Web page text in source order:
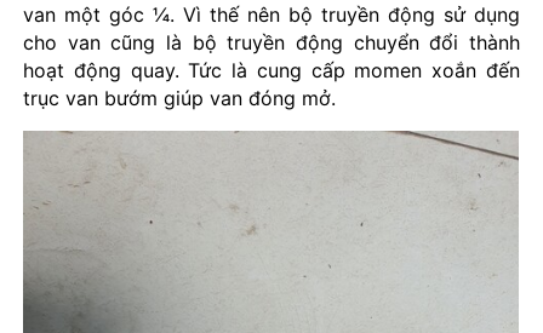
van một góc ¼. Vì thế nên bộ truyền động sử dụng
cho van cũng là bộ truyền động chuyển đổi thành
hoạt động quay. Tức là cung cấp momen xoắn đến
trục van bướm giúp van đóng mở.